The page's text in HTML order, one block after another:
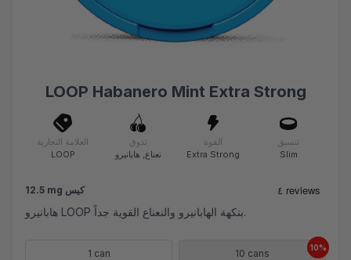
LOOP Habanero Mint Extra Strong
العلامة التجارية
LOOP
تذوق
نعناع, هابانيرو
القوة
Extra Strong
تنسيق
Slim
12.5 mg كيس
هابانيرو LOOP بنكهة الهابانيرو والنعناع القوية جداً.
1 can
10 cans
10%